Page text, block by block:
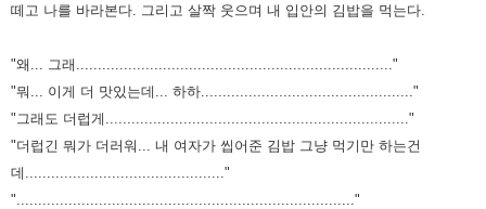
떼고 나를 바라본다. 그리고 살짝 웃으며 내 입안의 김밥을 먹는다.
"왜... 그래........................................................................."
"뭐... 이게 더 맛있는데... 하하................................................."
"그래도 더럽게......................................................................"
"더럽긴 뭐가 더러워... 내 여자가 씹어준 김밥 그냥 먹기만 하는건
데.............................................."
".............................................................................."